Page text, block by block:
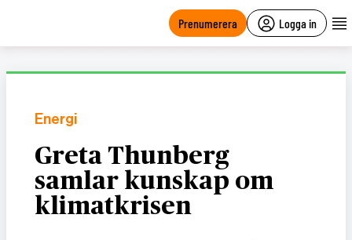
Prenumerera Logga in
Energi
Greta Thunberg
samlar kunskap om
klimatkrisen